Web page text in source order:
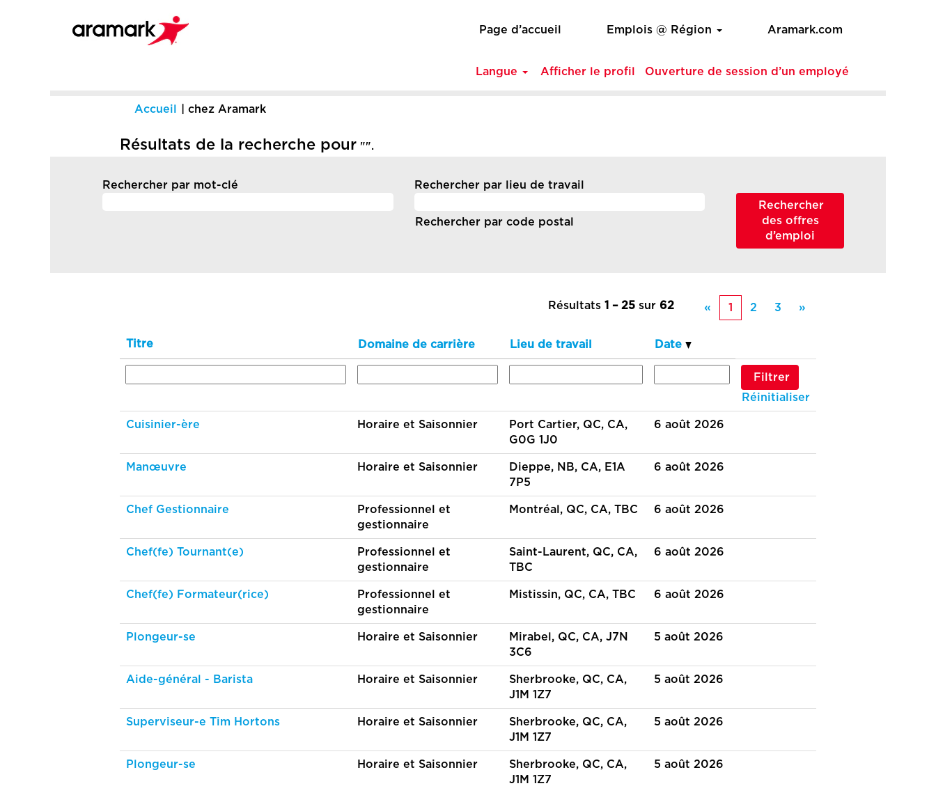
Page d’accueil Emplois @ Région Aramark.com
Langue Afficher le profil Ouverture de session d’un employé
Accueil chez Aramark(page
Résultats de la recherche pour "".
Rechercher par mot-clé Rechercher par lieu de travail
Rechercher par code postal
Résultats 1 – 25 sur 62 « 1 2 3 »
Titre Domaine de carrière Lieu de travail Date
Réinitialiser
Cuisinier-ère Horaire et Saisonnier
Port Cartier, QC, CA,
G0G 1J0
6 août 2026
Manœuvre Horaire et Saisonnier
Dieppe, NB, CA, E1A
7P5
6 août 2026
Chef Gestionnaire
Professionnel et
gestionnaire
Montréal, QC, CA, TBC 6 août 2026
Chef(fe) Tournant(e)
Professionnel et
gestionnaire
Saint-Laurent, QC, CA,
TBC
6 août 2026
Chef(fe) Formateur(rice)
Professionnel et
gestionnaire
Mistissin, QC, CA, TBC 6 août 2026
Plongeur-se Horaire et Saisonnier
Mirabel, QC, CA, J7N
3C6
5 août 2026
Aide-général - Barista Horaire et Saisonnier
Sherbrooke, QC, CA,
J1M 1Z7
5 août 2026
Superviseur-e Tim Hortons Horaire et Saisonnier
Sherbrooke, QC, CA,
J1M 1Z7
5 août 2026
Plongeur-se Horaire et Saisonnier
Sherbrooke, QC, CA,
J1M 1Z7
5 août 2026